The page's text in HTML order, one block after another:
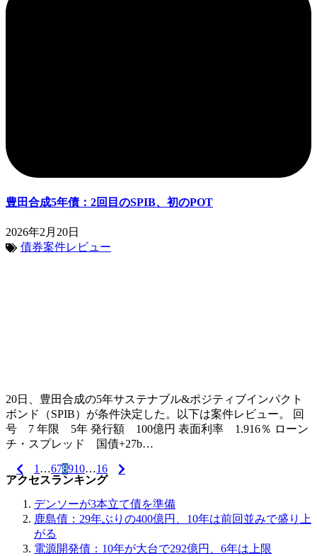
豊田合成5年債：2回目のSPIB、初のPOT
2026年2月20日
債券案件レビュー
20日、豊田合成の5年サステナブル&ポジティブインパクト
ボンド（SPIB）が条件決定した。以下は案件レビュー。 回
号 7 年限 5年 発行額 100億円 表面利率 1.916％ ローン
チ・スプレッド 国債+27b…
投
1 …678910…16
アクセスランキング
デンソーが3本立て債を準備
鹿島債：29年ぶりの400億円、10年は前回並みで盛り上
がる
電源開発債：10年が大台で292億円、6年は上限